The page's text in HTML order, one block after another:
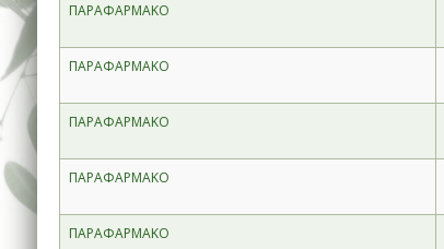
ΠΑΡΑΦΑΡΜΑΚΟ
ΠΑΡΑΦΑΡΜΑΚΟ
ΠΑΡΑΦΑΡΜΑΚΟ
ΠΑΡΑΦΑΡΜΑΚΟ
ΠΑΡΑΦΑΡΜΑΚΟ